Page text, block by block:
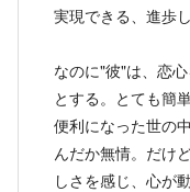
実現できる、進歩
なのに"彼"は、恋
とする。とても簡
便利になった世の
んだか無情。だけ
しさを感じ、心が